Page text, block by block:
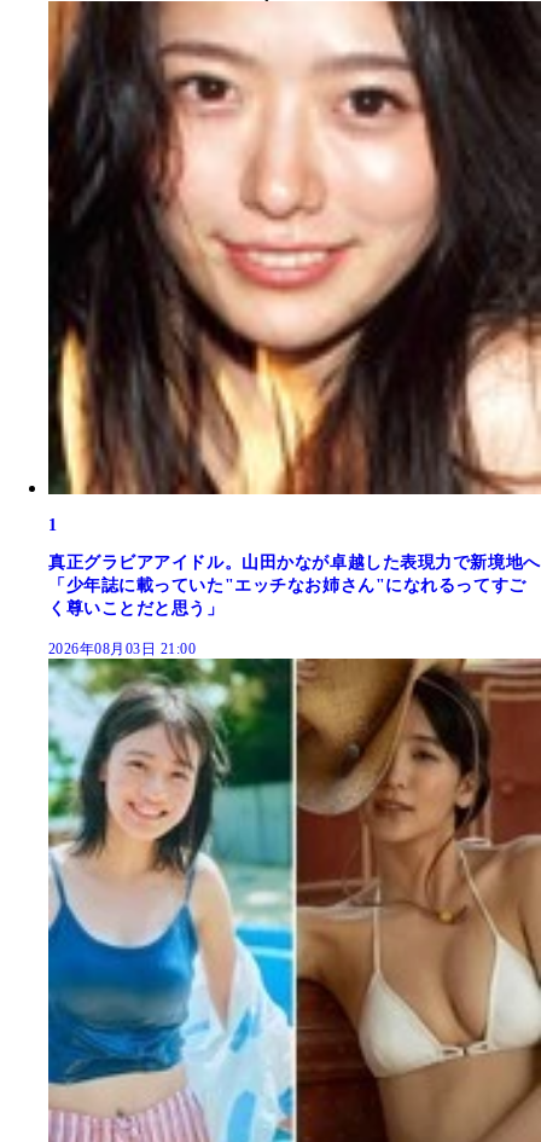
1
真正グラビアアイドル。山田かなが卓越した表現力で新境地へ
「少年誌に載っていた"エッチなお姉さん"になれるってすご
く尊いことだと思う」
2026年08月03日 21:00